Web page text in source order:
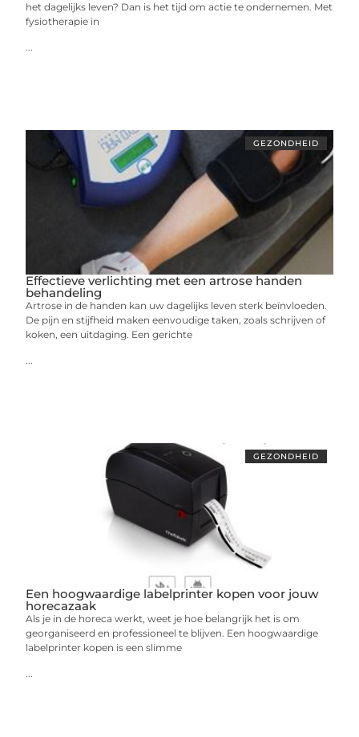
het dagelijks leven? Dan is het tijd om actie te ondernemen. Met
fysiotherapie in
...
GEZONDHEID
Effectieve verlichting met een artrose handen
behandeling
Artrose in de handen kan uw dagelijks leven sterk beïnvloeden.
De pijn en stijfheid maken eenvoudige taken, zoals schrijven of
koken, een uitdaging. Een gerichte
...
GEZONDHEID
Een hoogwaardige labelprinter kopen voor jouw
horecazaak
Als je in de horeca werkt, weet je hoe belangrijk het is om
georganiseerd en professioneel te blijven. Een hoogwaardige
labelprinter kopen is een slimme
...